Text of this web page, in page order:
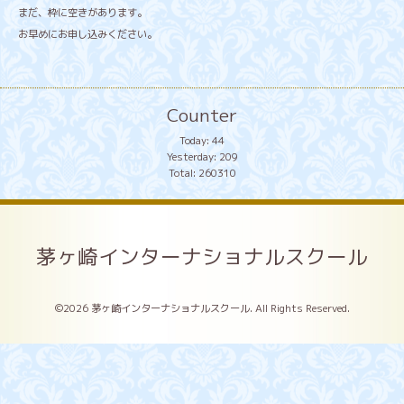
まだ、枠に空きがあります。
お早めにお申し込みください。
Counter
Today: 44
Yesterday: 209
Total: 260310
茅ヶ崎インターナショナルスクール
©2026 茅ヶ崎インターナショナルスクール. All Rights Reserved.